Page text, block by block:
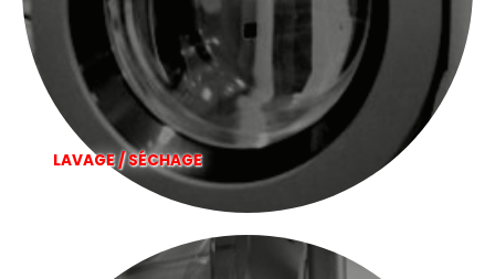
LAVAGE / SÉCHAGE